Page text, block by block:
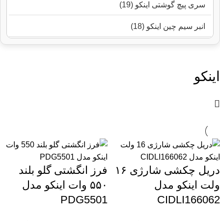
سری پیچ گوشتی اینکو (19)
انبر سیم چین اینکو (18)
دریل چکشی اینکو (18)
متر دستی اینکو (14)
مجموعه پیچ گوشتی اینکو (14)
تراز بنایی اینکو (13)
اینکو
دریل چکشی شارژی ۱۶
ولت اینکو مدل
CIDLI166062
فرز انگشتی گلو بلند
۵۵۰ وات اینکو مدل
PDG5501